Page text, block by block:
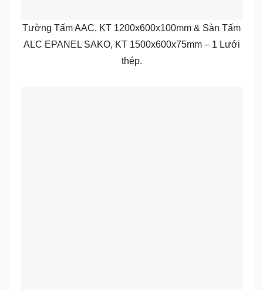
Tường Tấm AAC, KT 1200x600x100mm & Sàn Tấm
ALC EPANEL SAKO, KT 1500x600x75mm – 1 Lưới
thép.